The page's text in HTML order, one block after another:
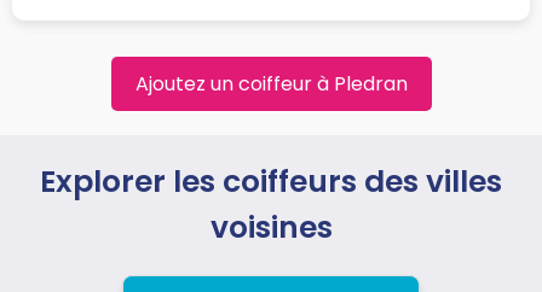
Ajoutez un coiffeur à Pledran
Explorer les coiffeurs des villes
voisines